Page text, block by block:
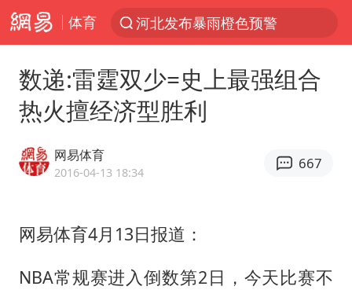
体育
河北发布暴雨橙色预警
台风“白海豚”登陆 各地各部门全力应对
人形机器人第一股
多地银行上调存款利率
上海地铁4条线路全线停运
律师谈贾冰私人饭局被偷拍
数递:雷霆双少=史上最强组合
热火擅经济型胜利
网易体育
2016-04-13 18:34
667
网易体育4月13日报道：
NBA常规赛进入倒数第2日，今天比赛不